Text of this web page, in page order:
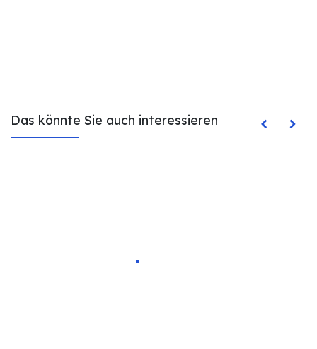
Das könnte Sie auch interessieren